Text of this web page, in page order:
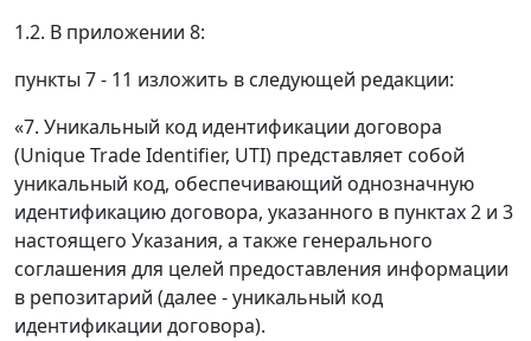
1.2. В приложении 8:
пункты 7 - 11 изложить в следующей редакции:
«7. Уникальный код идентификации договора
(Unique Trade Identifier, UTI) представляет собой
уникальный код, обеспечивающий однозначную
идентификацию договора, указанного в пунктах 2 и 3
настоящего Указания, а также генерального
соглашения для целей предоставления информации
в репозитарий (далее - уникальный код
идентификации договора).